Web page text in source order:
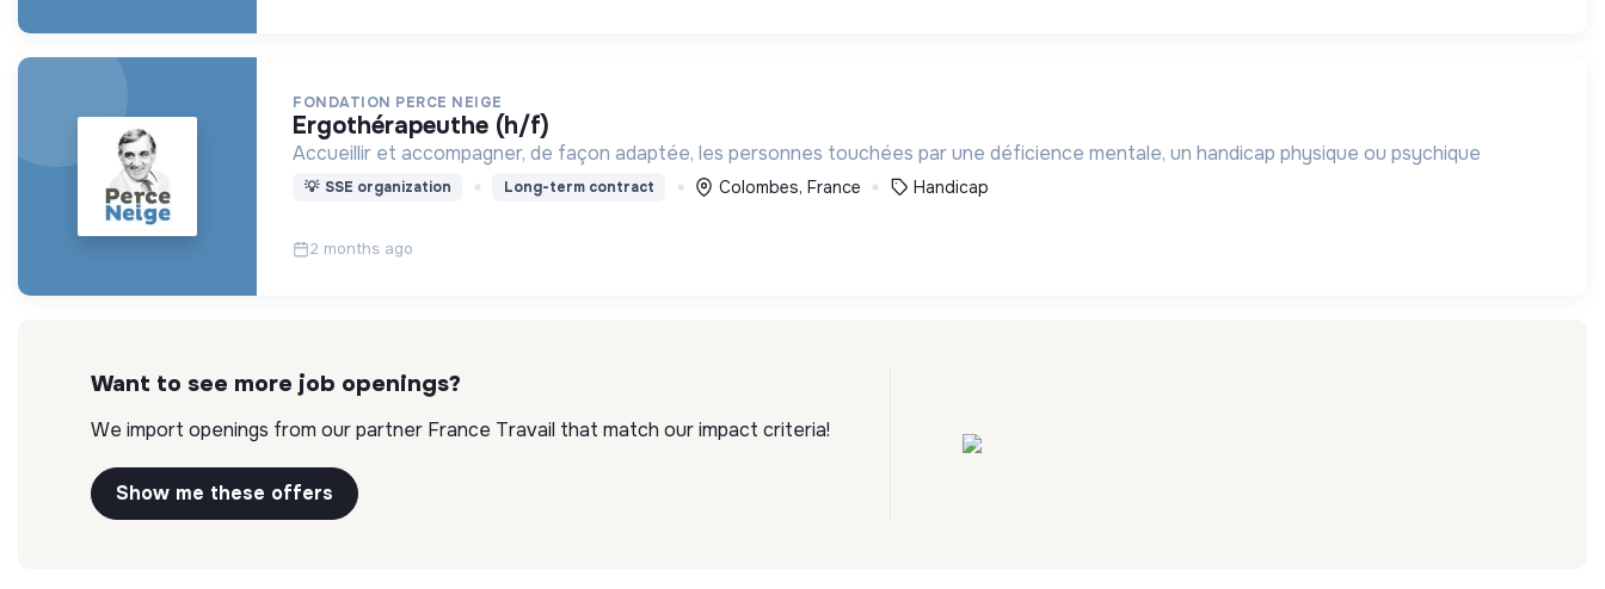
FONDATION PERCE NEIGE
ergothérapeuthe (h/f)
Accueillir et accompagner, de façon adaptée, les personnes touchées par une déficience mentale, un handicap physique ou psychique
💡 SSE organization Long-term contract Colombes, France Handicap
2 months ago
Want to see more job openings?
We import openings from our partner France Travail that match our impact criteria!
Show me these offers